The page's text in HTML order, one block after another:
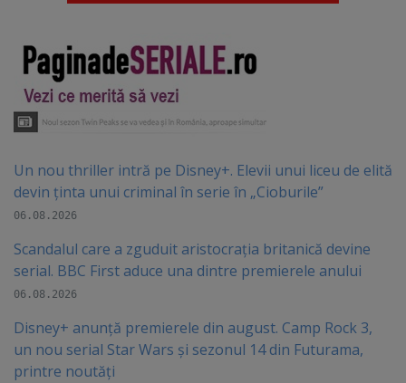
Un nou thriller intră pe Disney+. Elevii unui liceu de elită
devin ținta unui criminal în serie în „Cioburile”
06.08.2026
Scandalul care a zguduit aristocrația britanică devine
serial. BBC First aduce una dintre premierele anului
06.08.2026
Disney+ anunță premierele din august. Camp Rock 3,
un nou serial Star Wars și sezonul 14 din Futurama,
printre noutăți